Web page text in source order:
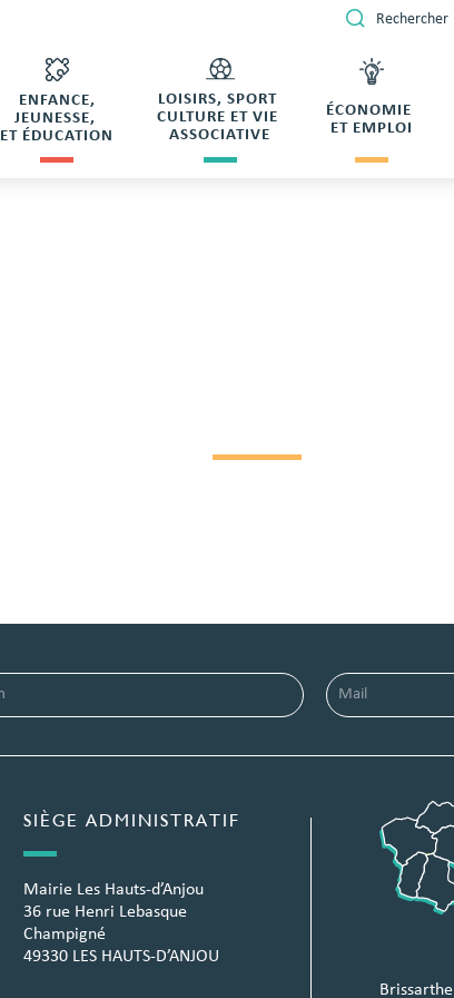
Rechercher
ENFANCE,
JEUNESSE,
ET ÉDUCATION
LOISIRS, SPORT
CULTURE ET VIE
ASSOCIATIVE
ÉCONOMIE
ET EMPLOI
SIÈGE ADMINISTRATIF
Mairie Les Hauts-d’Anjou
36 rue Henri Lebasque
Champigné
49330 LES HAUTS-D’ANJOU
Brissarthe